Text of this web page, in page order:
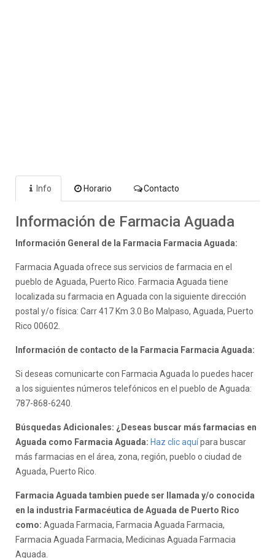
Info Horario Contacto
Información de Farmacia Aguada
Información General de la Farmacia Farmacia Aguada:
Farmacia Aguada ofrece sus servicios de farmacia en el
pueblo de Aguada, Puerto Rico. Farmacia Aguada tiene
localizada su farmacia en Aguada con la siguiente dirección
postal y/o física: Carr 417 Km 3.0 Bo Malpaso, Aguada, Puerto
Rico 00602.
Información de contacto de la Farmacia Farmacia Aguada:
Si deseas comunicarte con Farmacia Aguada lo puedes hacer
a los siguientes números telefónicos en el pueblo de Aguada:
787-868-6240.
Búsquedas Adicionales: ¿Deseas buscar más farmacias en
Aguada como Farmacia Aguada: Haz clic aquípara buscar
más farmacias en el área, zona, región, pueblo o ciudad de
Aguada, Puerto Rico.
Farmacia Aguada tambien puede ser llamada y/o conocida
en la industria Farmacéutica de Aguada de Puerto Rico
como: Aguada Farmacia, Farmacia Aguada Farmacia,
Farmacia Aguada Farmacia, Medicinas Aguada Farmacia
Aguada.